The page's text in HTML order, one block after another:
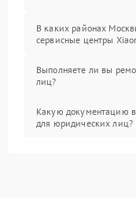
В каких районах
сервисные центры
Выполняете ли вы
лиц?
Какую документацию
для юридических лиц?